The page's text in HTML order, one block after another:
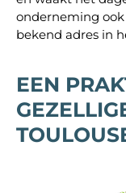
onderneming
bekend adres in
EEN